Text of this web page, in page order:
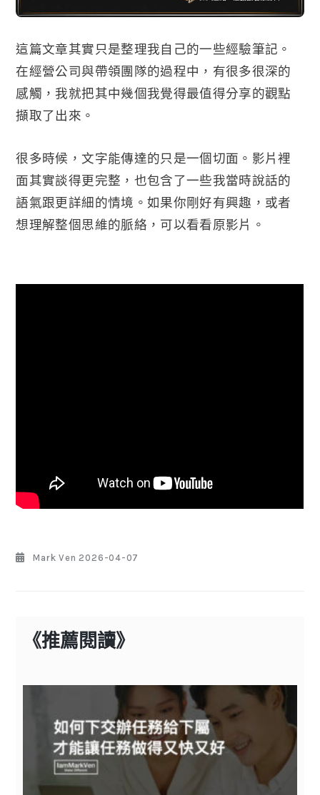
這篇文章其實只是整理我自己的一些經驗筆記。
在經營公司與帶領團隊的過程中，有很多很深的
感觸，我就把其中幾個我覺得最值得分享的觀點
擷取了出來。
很多時候，文字能傳達的只是一個切面。影片裡
面其實談得更完整，也包含了一些我當時說話的
語氣跟更詳細的情境。如果你剛好有興趣，或者
想理解整個思維的脈絡，可以看看原影片。
Mark Ven 2026-04-07
《推薦閱讀》